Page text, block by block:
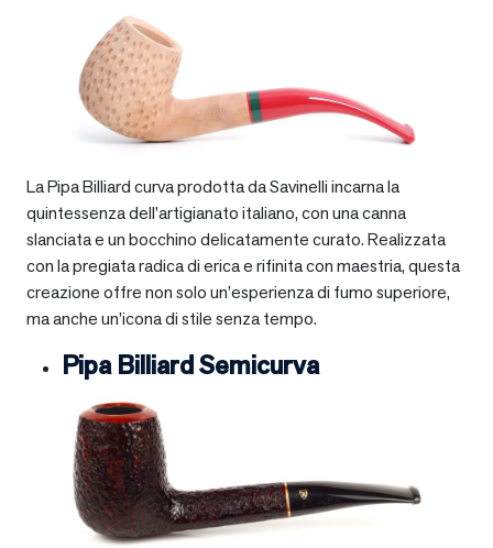
La Pipa Billiard curva prodotta da Savinelli incarna la
quintessenza dell’artigianato italiano, con una canna
slanciata e un bocchino delicatamente curato. Realizzata
con la pregiata radica di erica e rifinita con maestria, questa
creazione offre non solo un’esperienza di fumo superiore,
ma anche un’icona di stile senza tempo.
Pipa Billiard Semicurva